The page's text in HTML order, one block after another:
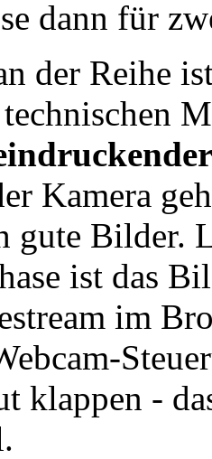
dann für
der Reihe
Kamera
gute Bilder.
ist das
im
klappen -